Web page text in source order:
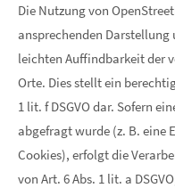
Die Nutzung von
ansprechenden Darstellung
leichten Auffindbarkeit der
Orte. Dies stellt ein
1 lit. f DSGVO dar. Sofern
abgefragt wurde (z. B. eine
Cookies), erfolgt die
von Art. 6 Abs. 1 lit. a